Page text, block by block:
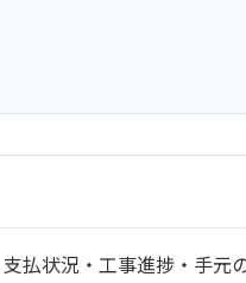
払状況・工事進捗・手元